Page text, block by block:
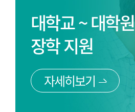
대학교 ~ 대학원
장학 지원
자세히보기